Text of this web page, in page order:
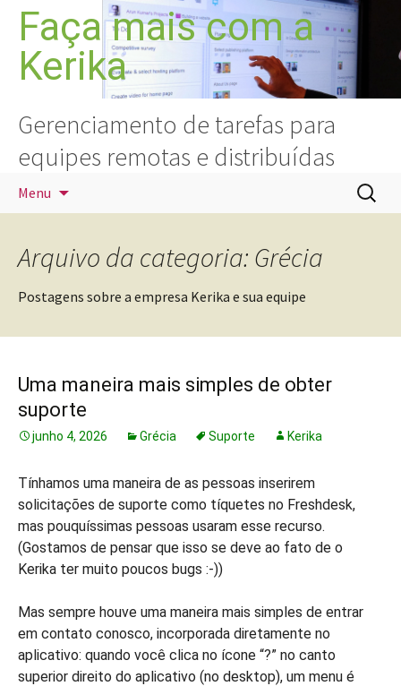
Pular
para
conteúdo
Faça mais com a
Kerika
Gerenciamento de tarefas para
equipes remotas e distribuídas
Menu
por:
Arquivo da categoria: Grécia
Postagens sobre a empresa Kerika e sua equipe
Uma maneira mais simples de obter
suporte
junho 4, 2026 Grécia Suporte Kerika
Tínhamos uma maneira de as pessoas inserirem
solicitações de suporte como tíquetes no Freshdesk,
mas pouquíssimas pessoas usaram esse recurso.
(Gostamos de pensar que isso se deve ao fato de o
Kerika ter muito poucos bugs :-))
Mas sempre houve uma maneira mais simples de entrar
em contato conosco, incorporada diretamente no
aplicativo: quando você clica no ícone “?” no canto
superior direito do aplicativo (no desktop), um menu é